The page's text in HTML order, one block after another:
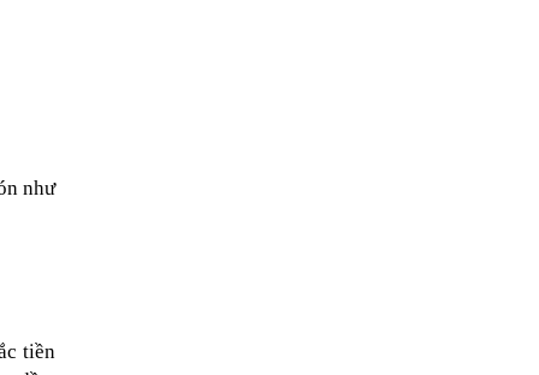
như
tiền